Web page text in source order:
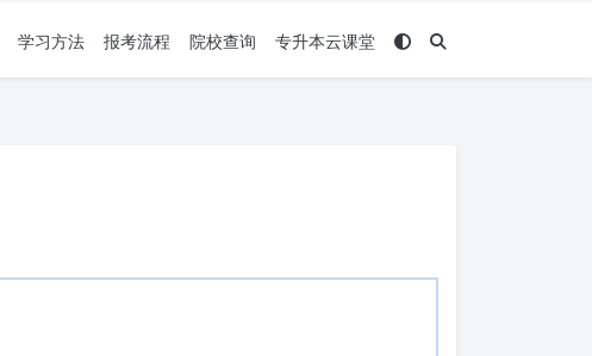
学习方法 报考流程 院校查询 专升本云课堂